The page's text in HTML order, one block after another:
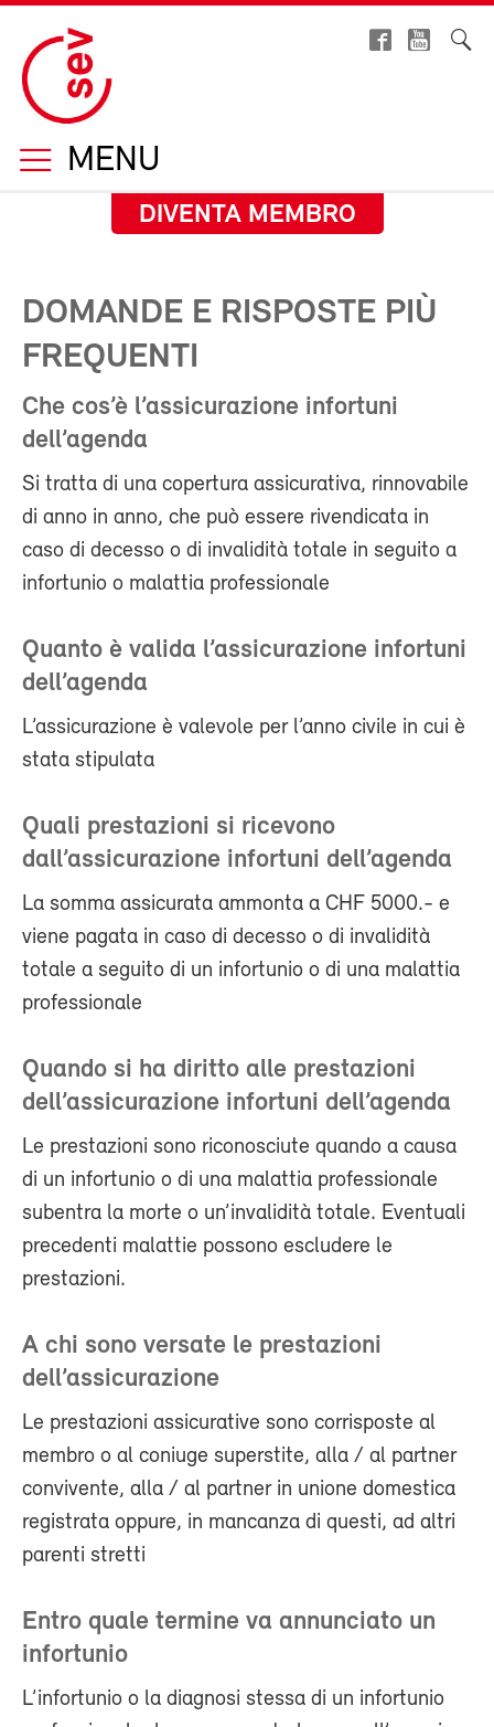
MENU
DIVENTA MEMBRO
DOMANDE E RISPOSTE PIÙ
FREQUENTI
Che cos’è l’assicurazione infortuni
dell’agenda
Si tratta di una copertura assicurativa, rinnovabile
di anno in anno, che può essere rivendicata in
caso di decesso o di invalidità totale in seguito a
infortunio o malattia professionale
Quanto è valida l’assicurazione infortuni
dell’agenda
L’assicurazione è valevole per l’anno civile in cui è
stata stipulata
Quali prestazioni si ricevono
dall’assicurazione infortuni dell’agenda
La somma assicurata ammonta a CHF 5000.- e
viene pagata in caso di decesso o di invalidità
totale a seguito di un infortunio o di una malattia
professionale
Quando si ha diritto alle prestazioni
dell’assicurazione infortuni dell’agenda
Le prestazioni sono riconosciute quando a causa
di un infortunio o di una malattia professionale
subentra la morte o un’invalidità totale. Eventuali
precedenti malattie possono escludere le
prestazioni.
A chi sono versate le prestazioni
dell’assicurazione
Le prestazioni assicurative sono corrisposte al
membro o al coniuge superstite, alla / al partner
convivente, alla / al partner in unione domestica
registrata oppure, in mancanza di questi, ad altri
parenti stretti
Entro quale termine va annunciato un
infortunio
L’infortunio o la diagnosi stessa di un infortunio